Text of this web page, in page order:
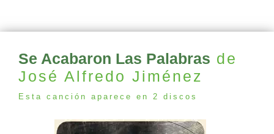
Se Acabaron Las Palabras de
José Alfredo Jiménez
Esta canción aparece en 2 discos